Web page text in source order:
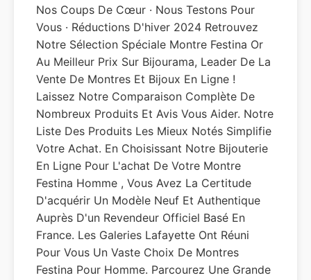
Nos Coups De Cœur · Nous Testons Pour
Vous · Réductions D'hiver 2024 Retrouvez
Notre Sélection Spéciale Montre Festina Or
Au Meilleur Prix Sur Bijourama, Leader De La
Vente De Montres Et Bijoux En Ligne !
Laissez Notre Comparaison Complète De
Nombreux Produits Et Avis Vous Aider. Notre
Liste Des Produits Les Mieux Notés Simplifie
Votre Achat. En Choisissant Notre Bijouterie
En Ligne Pour L'achat De Votre Montre
Festina Homme , Vous Avez La Certitude
D'acquérir Un Modèle Neuf Et Authentique
Auprès D'un Revendeur Officiel Basé En
France. Les Galeries Lafayette Ont Réuni
Pour Vous Un Vaste Choix De Montres
Festina Pour Homme. Parcourez Une Grande